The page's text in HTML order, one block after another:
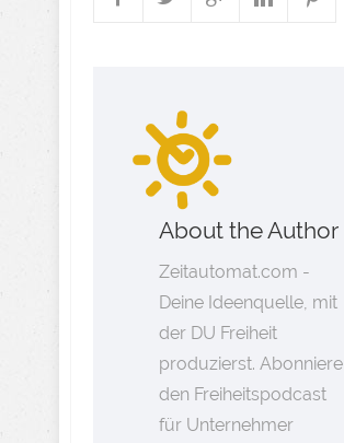
About the Author
Zeitautomat.com -
Deine Ideenquelle, mit
der DU Freiheit
produzierst. Abonniere
den Freiheitspodcast
für Unternehmer